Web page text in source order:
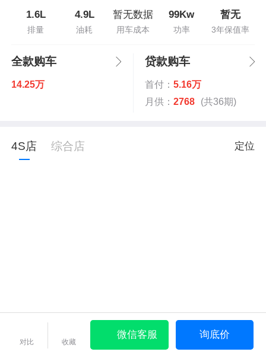
1.6L
排量
4.9L
油耗
暂无数据
用车成本
99Kw
功率
暂无
3年保值率
全款购车
14.25万
贷款购车
首付： 5.16万
月供： 2768 (共36期)
4S店 综合店 定位
对比 收藏
微信客服 询底价